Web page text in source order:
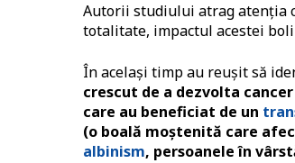
Autorii studiului atrag atenția
totalitate, impactul acestei
În același timp au reușit să
crescut de a dezvolta
care au beneficiat de un
(o boală moștenită care
albinism, persoanele în